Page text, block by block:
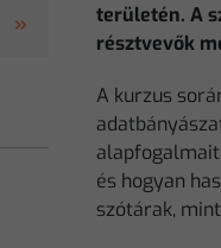
területén. A
résztvevők
A kurzus
és hogyan
szótárak,